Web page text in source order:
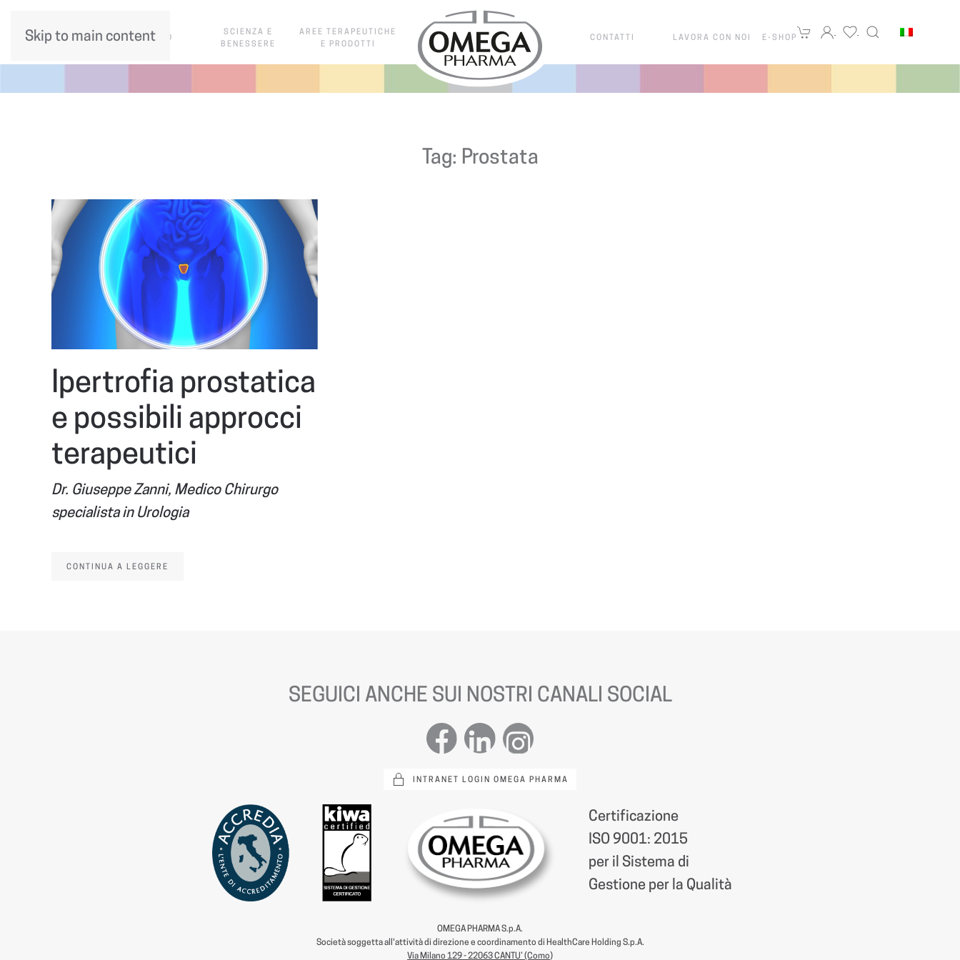
Skip to main content
CHI SIAMO
SCIENZA E
BENESSERE
AREE TERAPEUTICHE
E PRODOTTI
CONTATTI LAVORA CON NOI E-SHOP
Tag: Prostata
Ipertrofia prostatica
e possibili approcci
terapeutici
Dr. Giuseppe Zanni, Medico Chirurgo
specialista in Urologia
CONTINUA A LEGGERE
SEGUICI ANCHE SUI NOSTRI CANALI SOCIAL
INTRANET LOGIN OMEGA PHARMA
Certificazione
ISO 9001: 2015
per il Sistema di
Gestione per la Qualità
OMEGA PHARMA S.p.A.
Società soggetta all'attività di direzione e coordinamento di HealthCare Holding S.p.A.
Via Milano 129 - 22063 CANTU’ (Como)